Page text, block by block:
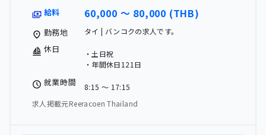
給料 60,000 〜 80,000 (THB)
勤務地 タイ | バンコクの求人です。
休日
・土日祝
・年間休日121日
就業時間
8:15 〜 17:15
求人掲載元Reeracoen Thailand